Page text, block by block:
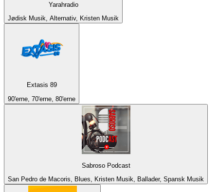
Yarahradio
Jødisk Musik, Alternativ, Kristen Musik
Extasis 89
90'erne, 70'erne, 80'erne
Sabroso Podcast
San Pedro de Macoris, Blues, Kristen Musik, Ballader, Spansk Musik